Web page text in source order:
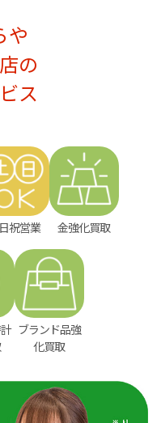
や
の
ス
祝営業 金強化買取
ブランド品強
化買取